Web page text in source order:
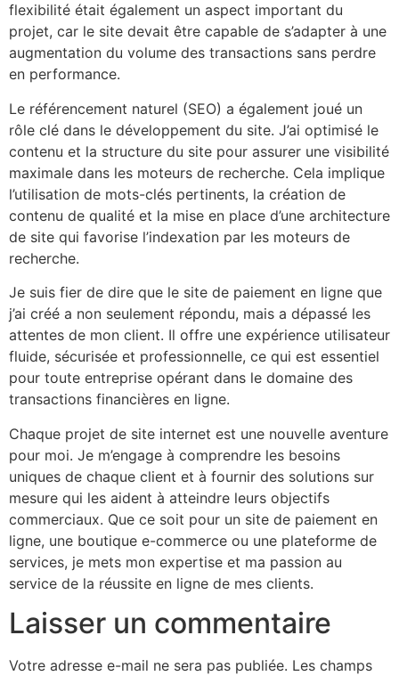
flexibilité était également un aspect important du
projet, car le site devait être capable de s’adapter à une
augmentation du volume des transactions sans perdre
en performance.
Le référencement naturel (SEO) a également joué un
rôle clé dans le développement du site. J’ai optimisé le
contenu et la structure du site pour assurer une visibilité
maximale dans les moteurs de recherche. Cela implique
l’utilisation de mots-clés pertinents, la création de
contenu de qualité et la mise en place d’une architecture
de site qui favorise l’indexation par les moteurs de
recherche.
Je suis fier de dire que le site de paiement en ligne que
j’ai créé a non seulement répondu, mais a dépassé les
attentes de mon client. Il offre une expérience utilisateur
fluide, sécurisée et professionnelle, ce qui est essentiel
pour toute entreprise opérant dans le domaine des
transactions financières en ligne.
Chaque projet de site internet est une nouvelle aventure
pour moi. Je m’engage à comprendre les besoins
uniques de chaque client et à fournir des solutions sur
mesure qui les aident à atteindre leurs objectifs
commerciaux. Que ce soit pour un site de paiement en
ligne, une boutique e-commerce ou une plateforme de
services, je mets mon expertise et ma passion au
service de la réussite en ligne de mes clients.
Laisser un commentaire
Votre adresse e-mail ne sera pas publiée. Les champs